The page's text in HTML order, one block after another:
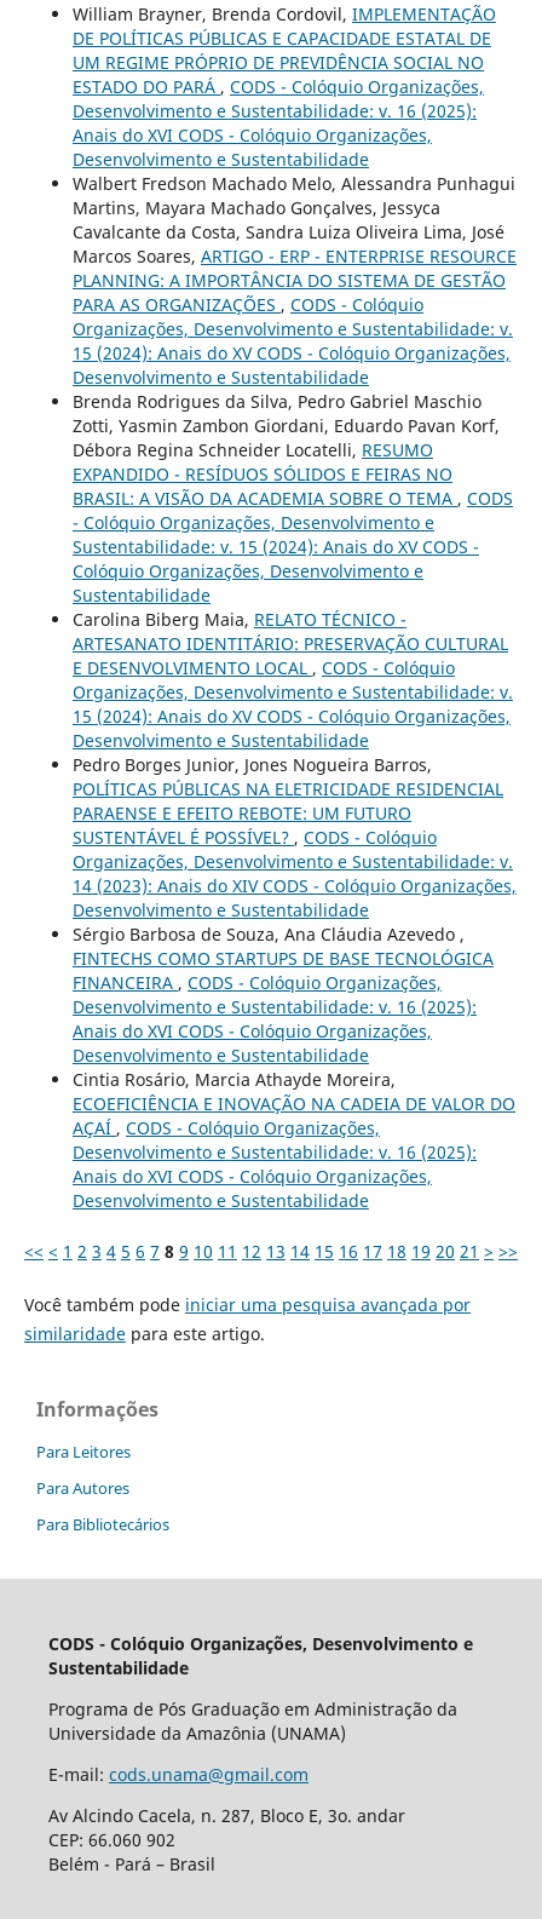
William Brayner, Brenda Cordovil, IMPLEMENTAÇÃO
DE POLÍTICAS PÚBLICAS E CAPACIDADE ESTATAL DE
UM REGIME PRÓPRIO DE PREVIDÊNCIA SOCIAL NO
ESTADO DO PARÁ , CODS - Colóquio Organizações,
Desenvolvimento e Sustentabilidade: v. 16 (2025):
Anais do XVI CODS - Colóquio Organizações,
Desenvolvimento e Sustentabilidade
Walbert Fredson Machado Melo, Alessandra Punhagui
Martins, Mayara Machado Gonçalves, Jessyca
Cavalcante da Costa, Sandra Luiza Oliveira Lima, José
Marcos Soares, ARTIGO - ERP - ENTERPRISE RESOURCE
PLANNING: A IMPORTÂNCIA DO SISTEMA DE GESTÃO
PARA AS ORGANIZAÇÕES , CODS - Colóquio
Organizações, Desenvolvimento e Sustentabilidade: v.
15 (2024): Anais do XV CODS - Colóquio Organizações,
Desenvolvimento e Sustentabilidade
Brenda Rodrigues da Silva, Pedro Gabriel Maschio
Zotti, Yasmin Zambon Giordani, Eduardo Pavan Korf,
Débora Regina Schneider Locatelli, RESUMO
EXPANDIDO - RESÍDUOS SÓLIDOS E FEIRAS NO
BRASIL: A VISÃO DA ACADEMIA SOBRE O TEMA , CODS
- Colóquio Organizações, Desenvolvimento e
Sustentabilidade: v. 15 (2024): Anais do XV CODS -
Colóquio Organizações, Desenvolvimento e
Sustentabilidade
Carolina Biberg Maia, RELATO TÉCNICO -
ARTESANATO IDENTITÁRIO: PRESERVAÇÃO CULTURAL
E DESENVOLVIMENTO LOCAL , CODS - Colóquio
Organizações, Desenvolvimento e Sustentabilidade: v.
15 (2024): Anais do XV CODS - Colóquio Organizações,
Desenvolvimento e Sustentabilidade
Pedro Borges Junior, Jones Nogueira Barros,
POLÍTICAS PÚBLICAS NA ELETRICIDADE RESIDENCIAL
PARAENSE E EFEITO REBOTE: UM FUTURO
SUSTENTÁVEL É POSSÍVEL? , CODS - Colóquio
Organizações, Desenvolvimento e Sustentabilidade: v.
14 (2023): Anais do XIV CODS - Colóquio Organizações,
Desenvolvimento e Sustentabilidade
Sérgio Barbosa de Souza, Ana Cláudia Azevedo ,
FINTECHS COMO STARTUPS DE BASE TECNOLÓGICA
FINANCEIRA , CODS - Colóquio Organizações,
Desenvolvimento e Sustentabilidade: v. 16 (2025):
Anais do XVI CODS - Colóquio Organizações,
Desenvolvimento e Sustentabilidade
Cintia Rosário, Marcia Athayde Moreira,
ECOEFICIÊNCIA E INOVAÇÃO NA CADEIA DE VALOR DO
AÇAÍ , CODS - Colóquio Organizações,
Desenvolvimento e Sustentabilidade: v. 16 (2025):
Anais do XVI CODS - Colóquio Organizações,
Desenvolvimento e Sustentabilidade
<< < 1 2 3 4 5 6 7 8 9 10 11 12 13 14 15 16 17 18 19 20 21 > >>
Você também pode iniciar uma pesquisa avançada por
similaridadepara este artigo.
Informações
Para Leitores
Para Autores
Para Bibliotecários
CODS - Colóquio Organizações, Desenvolvimento e
Sustentabilidade
Programa de Pós Graduação em Administração da
Universidade da Amazônia (UNAMA)
E-mail: cods.unama@gmail.com
Av Alcindo Cacela, n. 287, Bloco E, 3o. andar
CEP: 66.060 902
Belém - Pará – Brasil